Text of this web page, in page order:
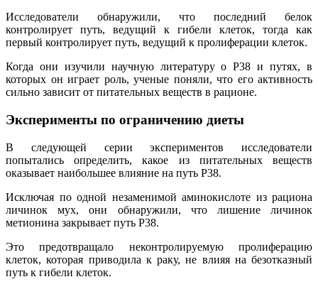
Исследователи обнаружили, что последний белок
контролирует путь, ведущий к гибели клеток, тогда как
первый контролирует путь, ведущий к пролиферации клеток.
Когда они изучили научную литературу о P38 и путях, в
которых он играет роль, ученые поняли, что его активность
сильно зависит от питательных веществ в рационе.
Эксперименты по ограничению диеты
В следующей серии экспериментов исследователи
попытались определить, какое из питательных веществ
оказывает наибольшее влияние на путь P38.
Исключая по одной незаменимой аминокислоте из рациона
личинок мух, они обнаружили, что лишение личинок
метионина закрывает путь P38.
Это предотвращало неконтролируемую пролиферацию
клеток, которая приводила к раку, не влияя на безотказный
путь к гибели клеток.